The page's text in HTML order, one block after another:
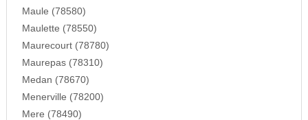
Maule (78580)
Maulette (78550)
Maurecourt (78780)
Maurepas (78310)
Medan (78670)
Menerville (78200)
Mere (78490)